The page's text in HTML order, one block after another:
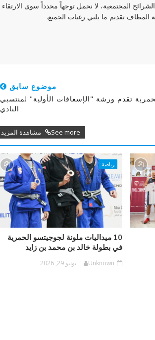
المجتمعية، لا نحمل توجهاً محدداً سوى الارتقاء
المطاف تقديم ما يلبي رغبات الجميع.
موضوع سابق
تقدم ورشة "الإسعافات الأولية" لمنتسبي
النادي
See more مشاهدة المزيد
رياضة
10 ميداليات ملونة لجوجيتسو الحمرية
في بطولة خالد بن محمد بن زايد
Unknown يونيو 29, 2026